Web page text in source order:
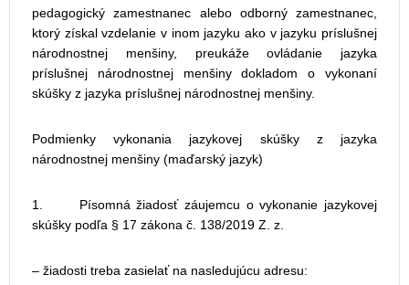
pedagogický zamestnanec alebo odborný zamestnanec,
ktorý získal vzdelanie v inom jazyku ako v jazyku príslušnej
národnostnej menšiny, preukáže ovládanie jazyka
príslušnej národnostnej menšiny dokladom o vykonaní
skúšky z jazyka príslušnej národnostnej menšiny.
Podmienky vykonania jazykovej skúšky z jazyka
národnostnej menšiny (maďarský jazyk)
1. Písomná žiadosť záujemcu o vykonanie jazykovej
skúšky podľa § 17 zákona č. 138/2019 Z. z.
‒ žiadosti treba zasielať na nasledujúcu adresu: